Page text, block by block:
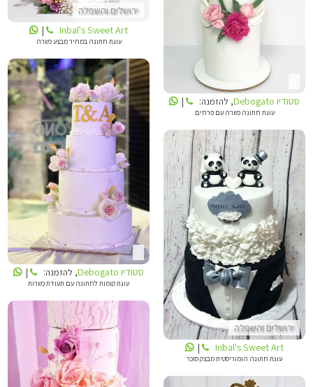
ירושלים והשפלה
Inbal's Sweet Art
|
עוגת חתונה במחיר מבצע כשרה
סטודיו Debogato , להזמנה: |
עוגת חתונה כשרה עם פרחים
סטודיו DEBOGATO
סטודיו Debogato , להזמנה: |
עוגת קומות לחתונה עם תעודת כשרות
ירושלים והשפלה
INBALS CAKE ART
Inbal's Sweet Art
|
עוגת חתונה הומוריסטית מבצק סוכר